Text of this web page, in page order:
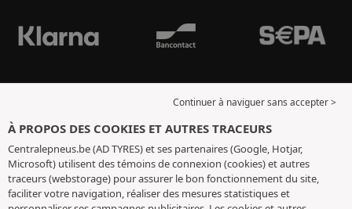
Continuer à naviguer sans accepter >
À PROPOS DES COOKIES ET AUTRES TRACEURS
Centralepneus.be (AD TYRES) et ses partenaires (Google, Hotjar,
Microsoft) utilisent des témoins de connexion (cookies) et autres
traceurs (webstorage) pour assurer le bon fonctionnement du site,
faciliter votre navigation, réaliser des mesures statistiques et